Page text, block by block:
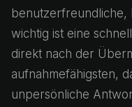
benutzerfreundliche,
wichtig ist eine
direkt nach der
aufnahmefähigsten,
unpersönliche